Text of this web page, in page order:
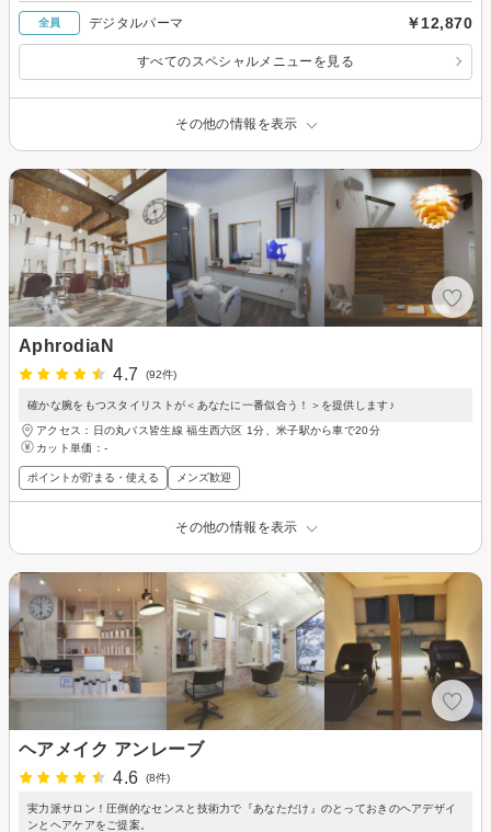
全員 デジタルパーマ ￥12,870
すべてのスペシャルメニューを見る
その他の情報を表示
AphrodiaN
4.7
(92件)
確かな腕をもつスタイリストが＜あなたに一番似合う！＞を提供します♪
アクセス：日の丸バス皆生線 福生西六区 1分、米子駅から車で20分
カット単価： -
ポイントが貯まる・使える メンズ歓迎
その他の情報を表示
ヘアメイク アンレーブ
4.6
(8件)
実力派サロン！圧倒的なセンスと技術力で『あなただけ』のとっておきのヘアデザイ
ンとヘアケアをご提案。